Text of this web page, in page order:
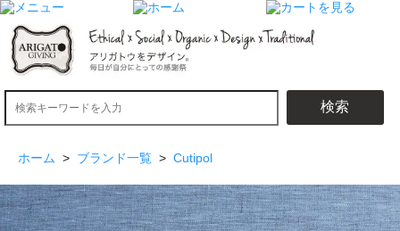
検索
ホーム > ブランド一覧 > Cutipol